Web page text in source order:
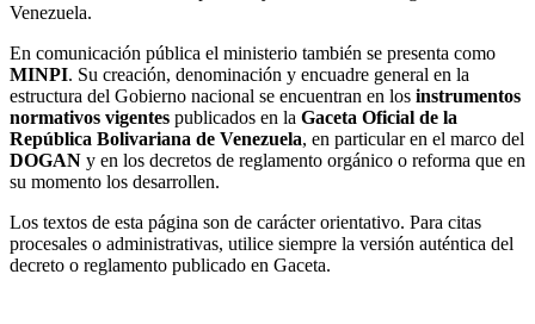
Venezuela.
En comunicación pública el ministerio también se presenta como
MINPI. Su creación, denominación y encuadre general en la
estructura del Gobierno nacional se encuentran en los instrumentos
normativos vigentes publicados en la Gaceta Oficial de la
República Bolivariana de Venezuela, en particular en el marco del
DOGAN y en los decretos de reglamento orgánico o reforma que en
su momento los desarrollen.
Los textos de esta página son de carácter orientativo. Para citas
procesales o administrativas, utilice siempre la versión auténtica del
decreto o reglamento publicado en Gaceta.